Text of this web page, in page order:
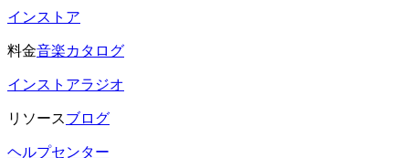
インストア
料金音楽カタログ
インストアラジオ
リソースブログ
ヘルプセンター